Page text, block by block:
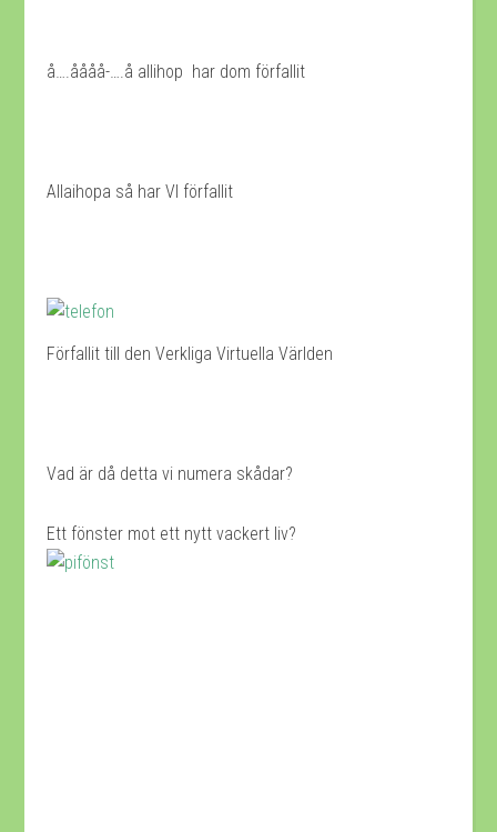
å….åååå-….å allihop har dom förfallit
Allaihopa så har VI förfallit
Förfallit till den Verkliga Virtuella Världen
Vad är då detta vi numera skådar?
Ett fönster mot ett nytt vackert liv?